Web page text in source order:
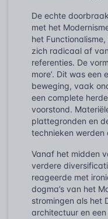
De echte
met het
het
zich radicaal af
referenties. De
more’. Dit was
beweging, vaak
een complete
voorstond.
plattegronden en
technieken werden
Vanaf het midden
verdere
reageerde met
dogma’s van het
stromingen als het
architectuur en